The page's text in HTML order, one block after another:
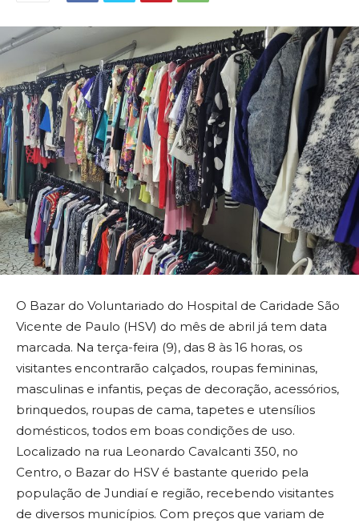
O Bazar do Voluntariado do Hospital de Caridade São
Vicente de Paulo (HSV) do mês de abril já tem data
marcada. Na terça-feira (9), das 8 às 16 horas, os
visitantes encontrarão calçados, roupas femininas,
masculinas e infantis, peças de decoração, acessórios,
brinquedos, roupas de cama, tapetes e utensílios
domésticos, todos em boas condições de uso.
Localizado na rua Leonardo Cavalcanti 350, no
Centro, o Bazar do HSV é bastante querido pela
população de Jundiaí e região, recebendo visitantes
de diversos municípios. Com preços que variam de